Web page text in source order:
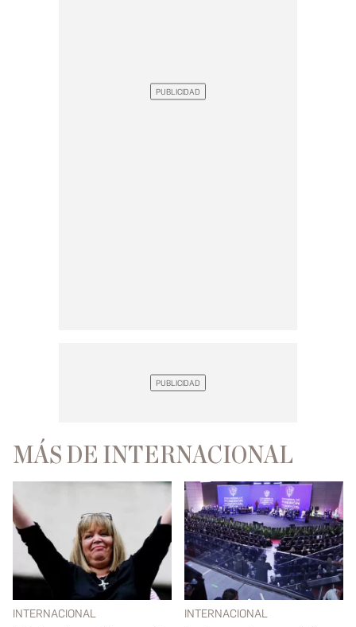
MÁS DE INTERNACIONAL
INTERNACIONAL INTERNACIONAL